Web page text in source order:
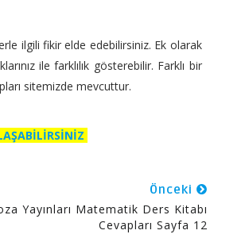
ilgili fikir elde edebilirsiniz. Ek olarak
ile farklılık gösterebilir. Farklı bir
sitemizde mevcuttur.
Önceki
Yayınları Matematik Ders Kitabı
Cevapları Sayfa 12